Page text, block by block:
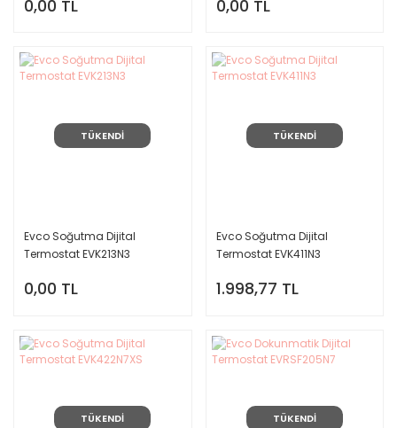
0,00 TL 0,00 TL
TÜKENDİ
Evco Soğutma Dijital
Termostat EVK213N3
0,00 TL
TÜKENDİ
Evco Soğutma Dijital
Termostat EVK411N3
1.998,77 TL
TÜKENDİ TÜKENDİ